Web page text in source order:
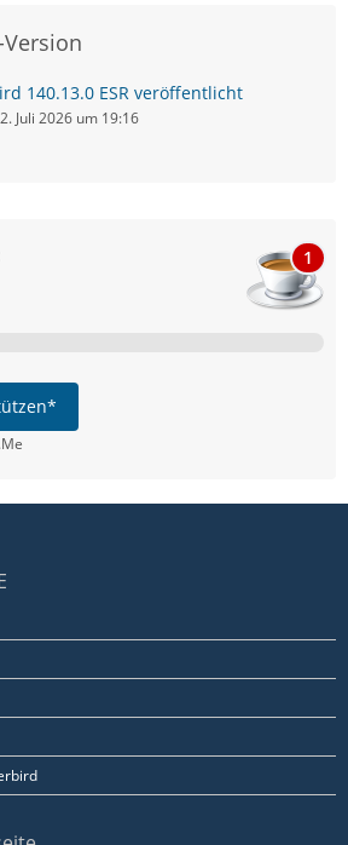
Version
140.13.0 ESR veröffentlicht
Juli 2026 um 19:16
1